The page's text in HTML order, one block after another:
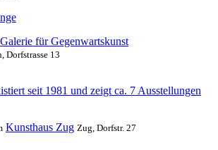
Galerie für Gegenwartskunst
Dorfstrasse 13
seit 1981 und zeigt ca. 7 Ausstellungen
Kunsthaus Zug Zug, Dorfstr. 27